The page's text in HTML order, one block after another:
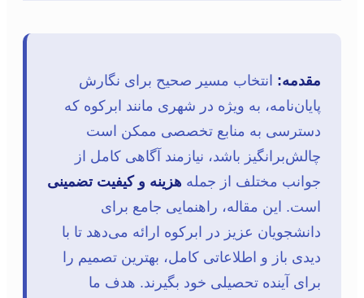
مقدمه: انتخاب مسیر صحیح برای نگارش
پایان‌نامه، به ویژه در شهری مانند ابرکوه که
دسترسی به منابع تخصصی ممکن است
چالش‌برانگیز باشد، نیازمند آگاهی کامل از
جوانب مختلف از جمله هزینه و کیفیت تضمینی
است. این مقاله، راهنمایی جامع برای
دانشجویان عزیز در ابرکوه ارائه می‌دهد تا با
دیدی باز و اطلاعاتی کامل، بهترین تصمیم را
برای آینده تحصیلی خود بگیرند. هدف ما